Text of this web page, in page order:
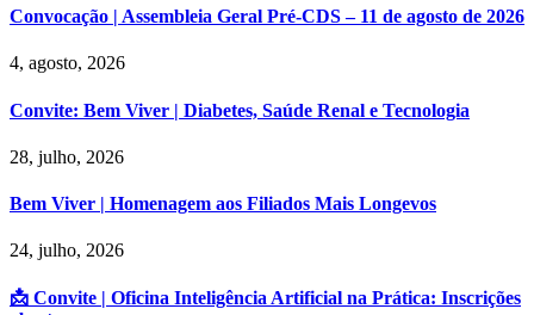
Convocação | Assembleia Geral Pré-CDS – 11 de agosto de 2026
4, agosto, 2026
Convite: Bem Viver | Diabetes, Saúde Renal e Tecnologia
28, julho, 2026
Bem Viver | Homenagem aos Filiados Mais Longevos
24, julho, 2026
📩 Convite | Oficina Inteligência Artificial na Prática: Inscrições